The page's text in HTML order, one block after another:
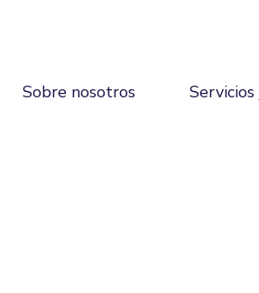
Sobre nosotros